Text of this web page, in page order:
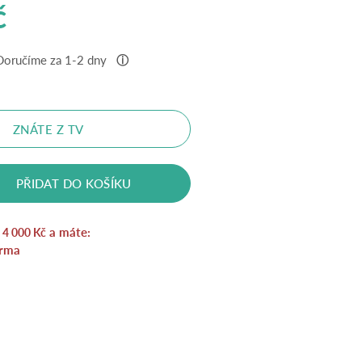
Aktuální
cena
990 Kč.
za 1-2 dny ⓘ
ZNÁTE Z TV
PŘIDAT DO KOŠÍKU
4 000 Kča máte: